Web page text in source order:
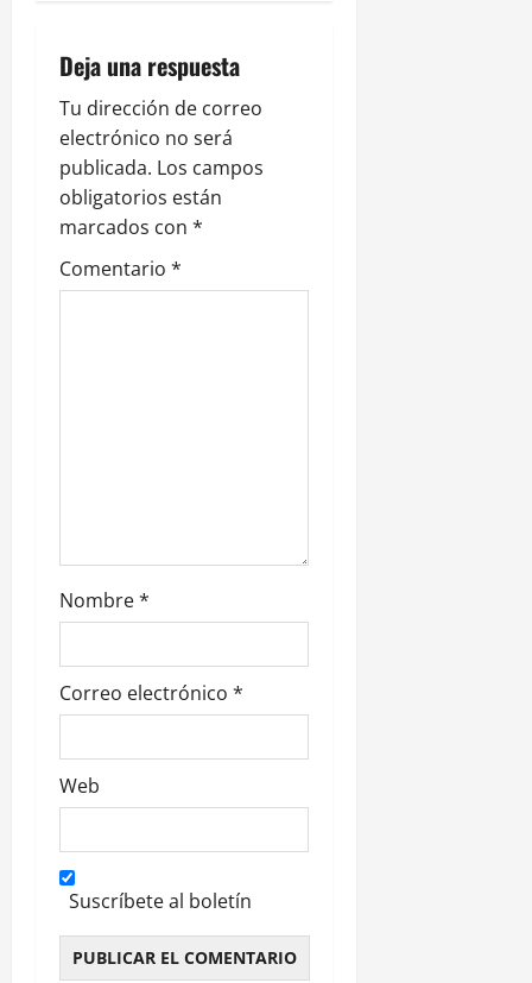
n
d
e
e
n
s
Deja una respuesta
Tu dirección de correo
electrónico no será
publicada. Los campos
obligatorios están
marcados con *
Comentario *
Nombre*
Correo electrónico *
Web
Suscríbete al boletín